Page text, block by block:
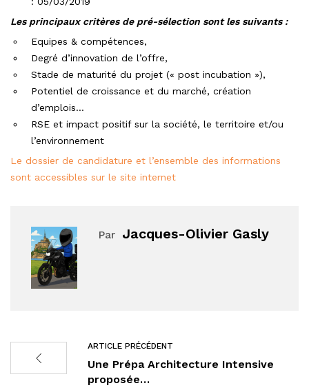
Les principaux critères de pré-sélection sont les suivants :
Equipes & compétences,
Degré d’innovation de l’offre,
Stade de maturité du projet (« post incubation »),
Potentiel de croissance et du marché, création
d’emplois…
RSE et impact positif sur la société, le territoire et/ou
l’environnement
Le dossier de candidature et l’ensemble des informations
sont accessibles sur le site internet
Par Jacques-Olivier Gasly
ARTICLE PRÉCÉDENT
Une Prépa Architecture Intensive
proposée…